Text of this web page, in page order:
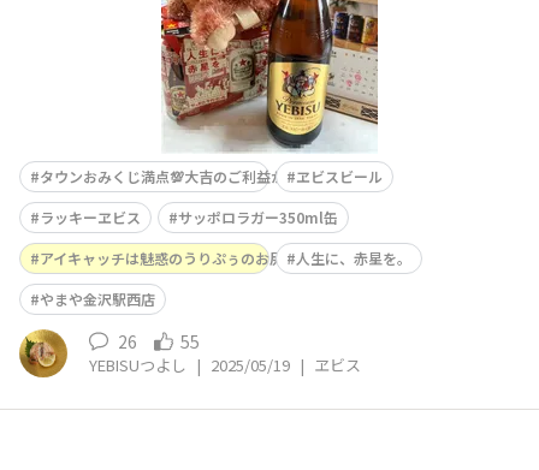
タウンおみくじ満点💯大吉のご利益かも🤭ヱビスビール
ラッキーヱビス
サッポロラガー350ml缶
アイキャッチは魅惑のうりぷぅのお尻💕🤣✌️人生に、赤星を。
やまや金沢駅西店
26 55
YEBISUつよし | 2025/05/19 | ヱビス